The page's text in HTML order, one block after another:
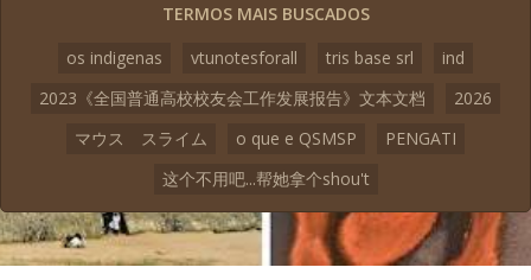
TERMOS MAIS BUSCADOS
os indigenas
vtunotesforall tris base srl
ind
2023《全国普通高校校友会工作发展报告》文本文档
2026
マウス スライム
o que e QSMSP
PENGATI
这个不用吧...帮她拿个shou't